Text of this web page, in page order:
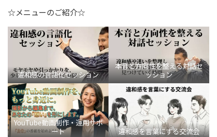
☆メニューのご紹介☆
違和感の言語化セッション
本音と方向性を整える対話セ
ッション
YouTube動画制作・運用サポ
ート
違和感を言葉にする交流会